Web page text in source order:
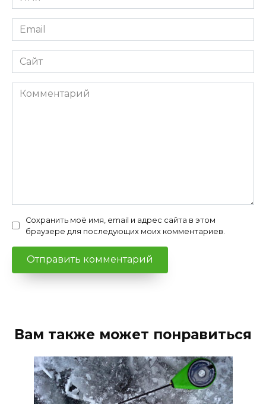
*
Email
*
Сайт
Комментарий
Сохранить моё имя, email и адрес сайта в этом
браузере для последующих моих комментариев.
Вам также может понравиться